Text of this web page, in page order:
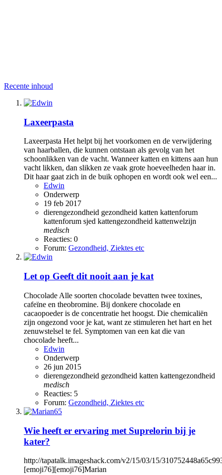
Recente inhoud
Laxeerpasta
Laxeerpasta Het helpt bij het voorkomen en de verwijdering
van haarballen, die kunnen ontstaan als gevolg van het
schoonlikken van de vacht. Wanneer katten en kittens aan hun
vacht likken, dan slikken ze vaak grote hoeveelheden haar in.
Dit haar gaat zich in de buik ophopen en wordt ook wel een...
Edwin
Onderwerp
19 feb 2017
dierengezondheid gezondheid katten kattenforum
kattenforum sjed kattengezondheid kattenwelzijn
medisch
Reacties: 0
Forum: Gezondheid, Ziektes etc
Let op Geeft dit nooit aan je kat
Chocolade Alle soorten chocolade bevatten twee toxines,
cafeïne en theobromine. Bij donkere chocolade en
cacaopoeder is de concentratie het hoogst. Die chemicaliën
zijn ongezond voor je kat, want ze stimuleren het hart en het
zenuwstelsel te fel. Symptomen van een kat die van
chocolade heeft...
Edwin
Onderwerp
26 jun 2015
dierengezondheid gezondheid katten kattengezondheid
medisch
Reacties: 5
Forum: Gezondheid, Ziektes etc
Wie heeft er ervaring met Suprelorin bij je
kater?
http://tapatalk.imageshack.com/v2/15/03/15/
[emoji76][emoji76]Marian